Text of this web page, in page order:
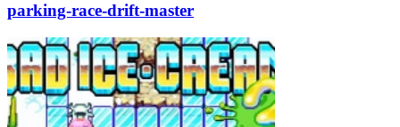
parking-race-drift-master